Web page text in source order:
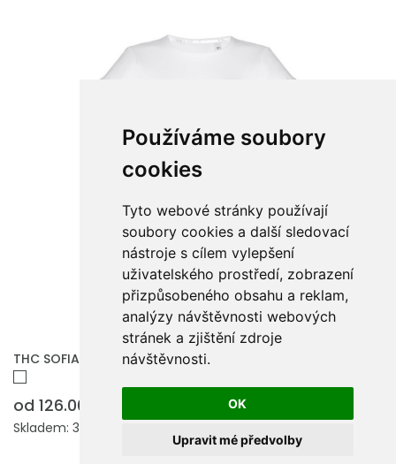
Používáme soubory
cookies
Tyto webové stránky používají
soubory cookies a další sledovací
nástroje s cílem vylepšení
uživatelského prostředí, zobrazení
přizpůsobeného obsahu a reklam,
analýzy návštěvnosti webových
stránek a zjištění zdroje
návštěvnosti.
OK
Upravit mé předvolby
THC SOFIA WH 3XL. Dámské tričko
od 126.00 Kč
Skladem: 3730 ks.